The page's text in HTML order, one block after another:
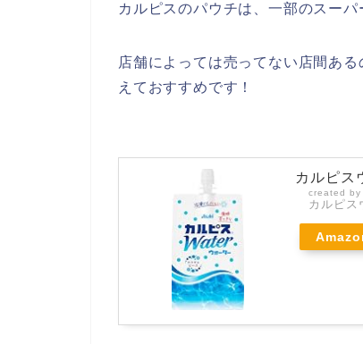
カルピスのパウチは、一部のスーパ
店舗によっては売ってない店間あ
えておすすめです！
カルピス
created by
カルピス